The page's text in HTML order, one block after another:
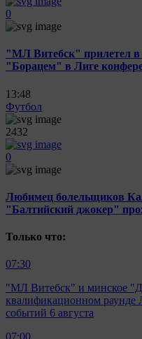
0
"МЛ Витебск" прилетел в
"Борацем" в Лиге
13:48
Футбол
2432
0
Любимец болельщиков
"Балтийский джокер"
Только что:
07:30
"МЛ Витебск" и минское
квалификационном
событий 6 августа